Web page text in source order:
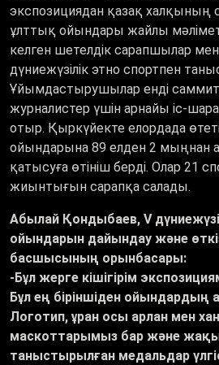
экспозициядан қазақ халқының
ұлттық ойындары жайлы
келген шетелдік сарапшылар
дүниежүзілік этно спортпен
Ұйымдастырушылар енді
журналистер үшін арнайы іс-
отыр. Қыркүйекте елордада
ойындарына 89 елден 2 мыңнан
қатысуға өтініш берді. Олар 21
жиынтығын сарапқа салады.
Абылай Қондыбаев, V
ойындарын дайындау және
басшысының орынбасары:
-Бұл жерге кішігірім
Бұл ең біріншіден ойындардың
Логотип, ұран осы арлан мен
маскоттарымыз бар және
таныстырылған медальдар